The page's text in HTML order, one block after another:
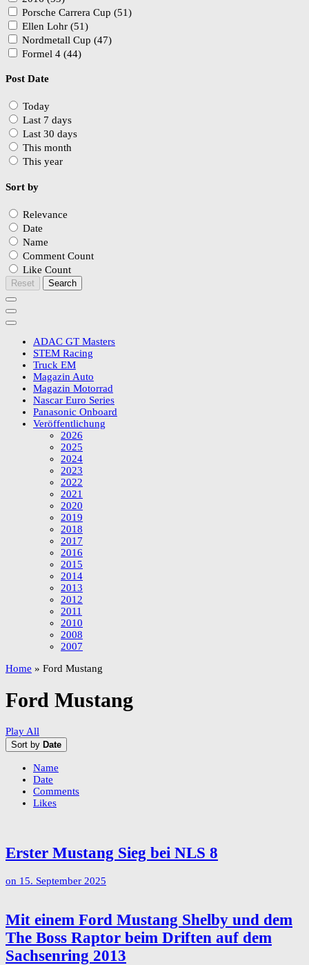
Porsche Carrera Cup (51)
Ellen Lohr (51)
Nordmetall Cup (47)
Formel 4 (44)
Post Date
Today
Last 7 days
Last 30 days
This month
This year
Sort by
Relevance
Date
Name
Comment Count
Like Count
Reset Search
ADAC GT Masters
STEM Racing
Truck EM
Magazin Auto
Magazin Motorrad
Nascar Euro Series
Panasonic Onboard
Veröffentlichung
2026
2025
2024
2023
2022
2021
2020
2019
2018
2017
2016
2015
2014
2013
2012
2011
2010
2008
2007
Home » Ford Mustang
Ford Mustang
Play All
Sort by Date
Name
Date
Comments
Likes
Erster Mustang Sieg bei NLS 8
on 15. September 2025
Mit einem Ford Mustang Shelby und dem
The Boss Raptor beim Driften auf dem
Sachsenring 2013